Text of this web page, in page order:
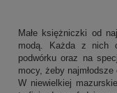
Małe księżniczki od
modą. Każda z nich
podwórku oraz na
mocy, żeby
W niewielkiej